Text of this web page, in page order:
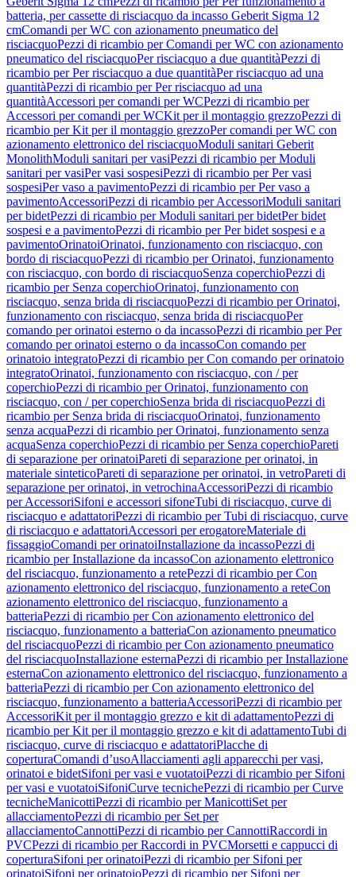
batteria, per cassette di risciacquo da incasso Geberit Sigma 12
cmComandi per WC con azionamento pneumatico del
risciacquoPezzi di ricambio per Comandi per WC con azionamento
pneumatico del risciacquoPer risciacquo a due quantitàPezzi di
ricambio per Per risciacquo a due quantitàPer risciacquo ad una
quantitàPezzi di ricambio per Per risciacquo ad una
quantitàAccessori per comandi per WCPezzi di ricambio per
Accessori per comandi per WCKit per il montaggio grezzoPezzi di
ricambio per Kit per il montaggio grezzoPer comandi per WC con
azionamento elettronico del risciacquoModuli sanitari Geberit
MonolithModuli sanitari per vasiPezzi di ricambio per Moduli
sanitari per vasiPer vasi sospesiPezzi di ricambio per Per vasi
sospesiPer vaso a pavimentoPezzi di ricambio per Per vaso a
pavimentoAccessoriPezzi di ricambio per AccessoriModuli sanitari
per bidetPezzi di ricambio per Moduli sanitari per bidetPer bidet
sospesi e a pavimentoPezzi di ricambio per Per bidet sospesi e a
pavimentoOrinatoiOrinatoi, funzionamento con risciacquo, con
bordo di risciacquoPezzi di ricambio per Orinatoi, funzionamento
con risciacquo, con bordo di risciacquoSenza coperchioPezzi di
ricambio per Senza coperchioOrinatoi, funzionamento con
risciacquo, senza brida di risciacquoPezzi di ricambio per Orinatoi,
funzionamento con risciacquo, senza brida di risciacquoPer
comando per orinatoi esterno o da incassoPezzi di ricambio per Per
comando per orinatoi esterno o da incassoCon comando per
orinatoio integratoPezzi di ricambio per Con comando per orinatoio
integratoOrinatoi, funzionamento con risciacquo, con / per
coperchioPezzi di ricambio per Orinatoi, funzionamento con
risciacquo, con / per coperchioSenza brida di risciacquoPezzi di
ricambio per Senza brida di risciacquoOrinatoi, funzionamento
senza acquaPezzi di ricambio per Orinatoi, funzionamento senza
acquaSenza coperchioPezzi di ricambio per Senza coperchioPareti
di separazione per orinatoiPareti di separazione per orinatoi, in
materiale sinteticoPareti di separazione per orinatoi, in vetroPareti di
separazione per orinatoi, in vetrochinaAccessoriPezzi di ricambio
per AccessoriSifoni e accessori sifoneTubi di risciacquo, curve di
risciacquo e adattatoriPezzi di ricambio per Tubi di risciacquo, curve
di risciacquo e adattatoriAccessori per erogatoreMateriale di
fissaggioComandi per orinatoiInstallazione da incassoPezzi di
ricambio per Installazione da incassoCon azionamento elettronico
del risciacquo, funzionamento a retePezzi di ricambio per Con
azionamento elettronico del risciacquo, funzionamento a reteCon
azionamento elettronico del risciacquo, funzionamento a
batteriaPezzi di ricambio per Con azionamento elettronico del
risciacquo, funzionamento a batteriaCon azionamento pneumatico
del risciacquoPezzi di ricambio per Con azionamento pneumatico
del risciacquoInstallazione esternaPezzi di ricambio per Installazione
esternaCon azionamento elettronico del risciacquo, funzionamento a
batteriaPezzi di ricambio per Con azionamento elettronico del
risciacquo, funzionamento a batteriaAccessoriPezzi di ricambio per
AccessoriKit per il montaggio grezzo e kit di adattamentoPezzi di
ricambio per Kit per il montaggio grezzo e kit di adattamentoTubi di
risciacquo, curve di risciacquo e adattatoriPlacche di
coperturaComandi d’usoAllacciamenti agli apparecchi per vasi,
orinatoi e bidetSifoni per vasi e vuotatoiPezzi di ricambio per Sifoni
per vasi e vuotatoiSifoniCurve tecnichePezzi di ricambio per Curve
tecnicheManicottiPezzi di ricambio per ManicottiSet per
allacciamentoPezzi di ricambio per Set per
allacciamentoCannottiPezzi di ricambio per CannottiRaccordi in
PVCPezzi di ricambio per Raccordi in PVCMorsetti e cappucci di
coperturaSifoni per orinatoiPezzi di ricambio per Sifoni per
orinatoiSifoni per orinatoioPezzi di ricambio per Sifoni per